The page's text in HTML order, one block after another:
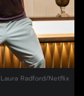
Laura Radford/Netflix